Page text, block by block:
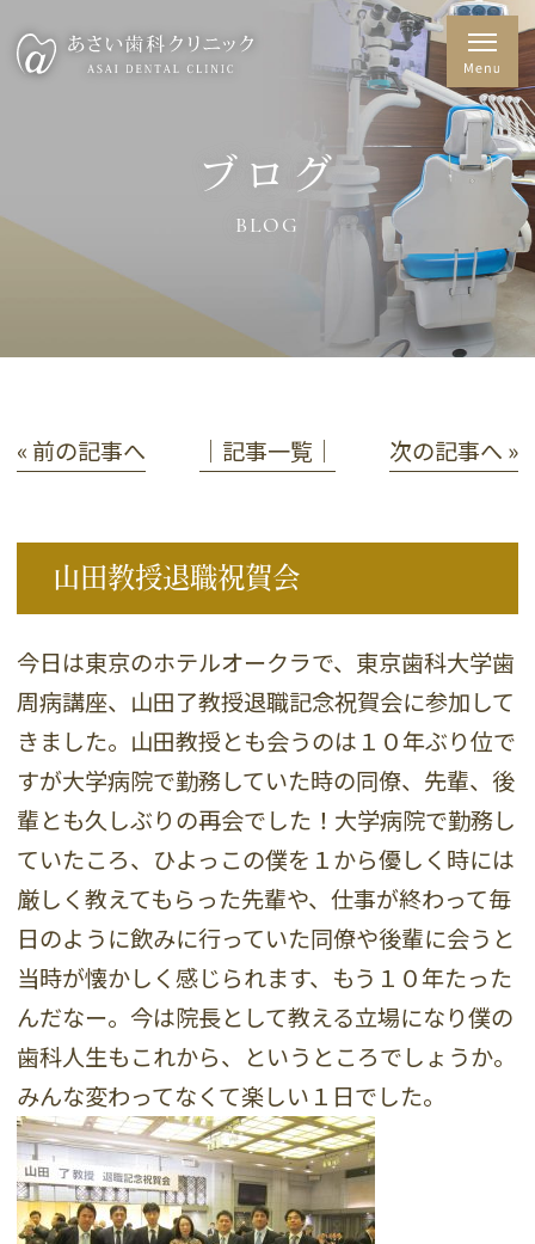
ブログ
BLOG
« 前の記事へ │記事一覧│ 次の記事へ »
山田教授退職祝賀会
今日は東京のホテルオークラで、東京歯科大学歯
周病講座、山田了教授退職記念祝賀会に参加して
きました。山田教授とも会うのは１０年ぶり位で
すが大学病院で勤務していた時の同僚、先輩、後
輩とも久しぶりの再会でした！大学病院で勤務し
ていたころ、ひよっこの僕を１から優しく時には
厳しく教えてもらった先輩や、仕事が終わって毎
日のように飲みに行っていた同僚や後輩に会うと
当時が懐かしく感じられます、もう１０年たった
んだなー。今は院長として教える立場になり僕の
歯科人生もこれから、というところでしょうか。
みんな変わってなくて楽しい１日でした。